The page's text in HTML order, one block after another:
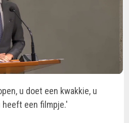
u doet een kwakkie, u
heeft een filmpje.'